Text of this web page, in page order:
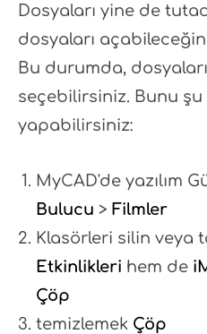
Dosyaları yine de
dosyaları
Bu durumda,
seçebilirsiniz. Bunu şu
yapabilirsiniz:
MyCAD'de yazılım
Bulucu > Filmler
Klasörleri silin veya
Etkinlikleri hem de
Çöp
temizlemek Çöp